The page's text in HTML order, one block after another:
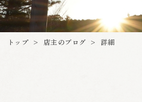
トップ > 店主のブログ > 詳細